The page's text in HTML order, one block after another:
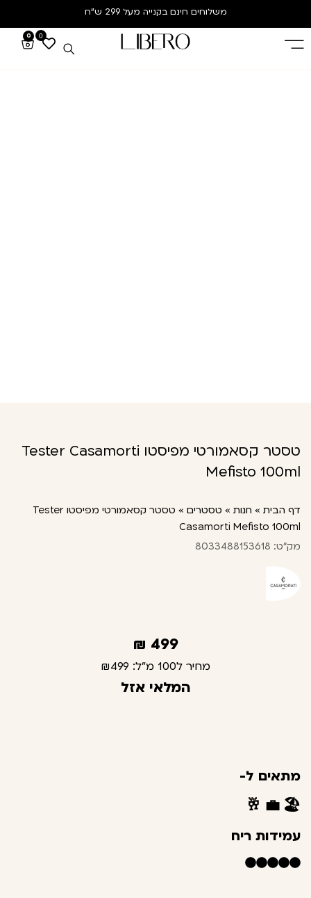
משלוחים חינם בקנייה מעל 299 ש”ח
0
0
טסטר קסאמורטי מפיסטו Tester Casamorti
Mefisto 100ml
דף הבית » חנות » טסטרים »
טסטר קסאמורטי מפיסטו Tester
Casamorti Mefisto 100ml
מק"ט: 8033488153618
499
₪
מחיר ל100 מ"ל: ₪499
המלאי אזל
מתאים ל-
🏖️
💼
🥂
עמידות ריח